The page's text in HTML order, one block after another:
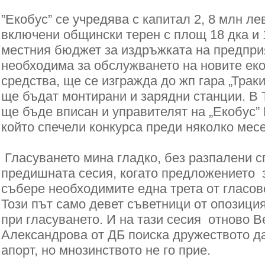
”Екобус” се учредява с капитал 2, 8 млн
включени общински терен с площ 18 дка и
местния бюджет за издръжката на
необходима за обслужването на новите
средства, ще се изгражда до жп гара
ще бъдат монтирани и зарядни станции. В
ще бъде вписан и управителят на
който спечели конкурса преди няколко
Гласуването мина гладко, без разпалени
предишната сесия, когато предложението
събере необходимите една трета от
Този път само девет съветници от
при гласуването. И на тази сесия отново
Александрова от ДБ поиска дружеството
апорт, но мнозинството не го прие.